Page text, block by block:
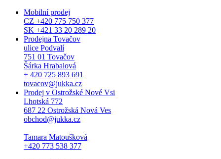
Mobilní prodej
CZ +420 775 750 377
SK +421 33 20 289 20
Prodejna Tovačov
ulice Podvalí
751 01 Tovačov
Šárka Hrabalová
+ 420 725 893 691
tovacov@jukka.cz
Prodej v Ostrožské Nové Vsi
Lhotská 772
687 22 Ostrožská Nová Ves
obchod@jukka.cz
Tamara Matoušková
+420 773 538 377